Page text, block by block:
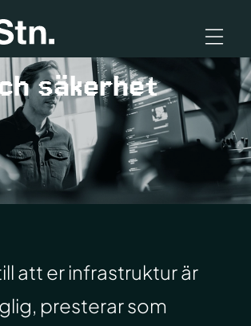
säkerhet
att er infrastruktur är
presterar som